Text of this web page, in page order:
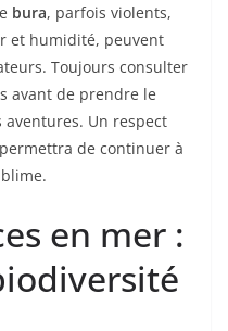
bura, parfois violents,
et humidité, peuvent
Toujours consulter
avant de prendre le
Un respect
de continuer à
en mer :